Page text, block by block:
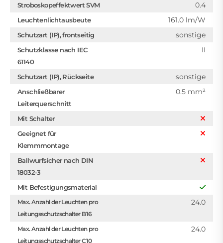
Stroboskopeffektwert SVM 0.4
Leuchtenlichtausbeute 161.0 lm/W
Schutzart (IP), frontseitig sonstige
Schutzklasse nach IEC
61140
II
Schutzart (IP), Rückseite sonstige
Anschließbarer
Leiterquerschnitt
0.5 mm²
Mit Schalter
Geeignet für
Klemmmontage
Ballwurfsicher nach DIN
18032-3
Mit Befestigungsmaterial
Max. Anzahl der Leuchten pro
Leitungsschutzschalter B16
24.0
Max. Anzahl der Leuchten pro
Leitungsschutzschalter C10
24.0